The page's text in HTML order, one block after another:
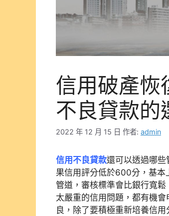
信用破產恢
不良貸款的
2022 年 12 月 15 日 作者: admin
信用不良貸款還可以透過哪些
果信用評分低於600分，基本
管道，審核標準會比銀行寬
太嚴重的信用問題，都有機會
良，除了要積極重新培養信